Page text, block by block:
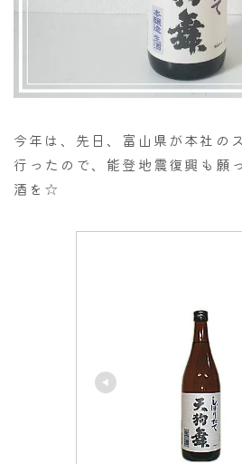
今年は、先日、富山県が本社の
行ったので、能登地震復興も願
酒を☆